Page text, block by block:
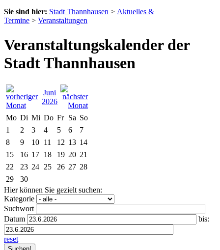
Sie sind hier: Stadt Thannhausen > Aktuelles &
Termine > Veranstaltungen
Veranstaltungskalender der
Stadt Thannhausen
Juni
2026
Mo Di Mi Do Fr Sa So
1
2 3 4 5 6
7
8
9 10 11 12 13 14
15
16 17 18 19 20 21
22
23 24 25 26 27 28
29
30
Hier können Sie gezielt suchen:
Kategorie
Suchwort
Datum
bis:
reset